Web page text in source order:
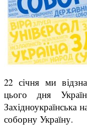
22 січня ми
цього дня
Західноукраїнська
соборну Україну.